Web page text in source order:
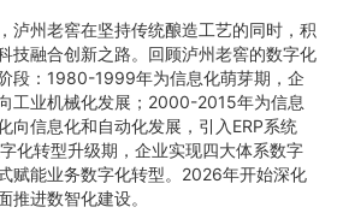
泸州老窖在坚持传统酿造工艺的同时，积
技融合创新之路。回顾泸州老窖的数字化
段：1980-1999年为信息化萌芽期，企
工业机械化发展；2000-2015年为信息
向信息化和自动化发展，引入ERP系统
化转型升级期，企业实现四大体系数字
赋能业务数字化转型。2026年开始深化
推进数智化建设。